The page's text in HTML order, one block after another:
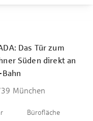
Das Tür zum
Süden direkt an
München
Bürofläche